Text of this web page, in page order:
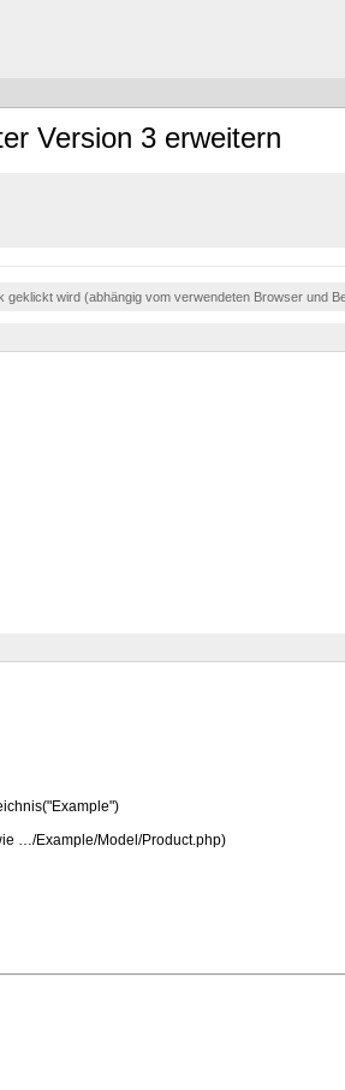
Version 3 erweitern
wird (abhängig vom verwendeten Browser und